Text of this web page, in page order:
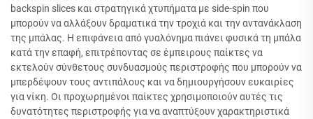
backspin slices και στρατηγικά χτυπήματα με side-spin που
μπορούν να αλλάξουν δραματικά την τροχιά και την αντανάκλαση
της μπάλας. Η επιφάνεια από γυαλόνημα πιάνει φυσικά τη μπάλα
κατά την επαφή, επιτρέποντας σε έμπειρους παίκτες να
εκτελούν σύνθετους συνδυασμούς περιστροφής που μπορούν να
μπερδέψουν τους αντιπάλους και να δημιουργήσουν ευκαιρίες
για νίκη. Οι προχωρημένοι παίκτες χρησιμοποιούν αυτές τις
δυνατότητες περιστροφής για να αναπτύξουν χαρακτηριστικά